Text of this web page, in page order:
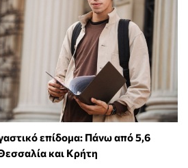
επίδομα: Πάνω από 5,6
και Κρήτη